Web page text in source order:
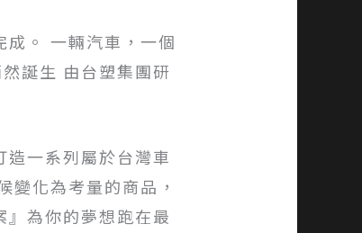
。 一輛汽車，一個
誕生 由台塑集團研
一系列屬於台灣車
變化為考量的商品，
為你的夢想跑在最